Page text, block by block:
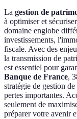
La gestion de
à optimiser et
domaine englobe
investissements,
fiscale. Avec des
la transmission de
est essentiel pour
Banque de France,
stratégie de gestion
pertes importantes.
seulement de
préparer votre avenir